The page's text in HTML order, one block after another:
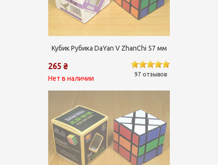
Кубик Рубика DaYan V ZhanChi 57 мм
265 ₴
Нет в наличии
97 отзывов